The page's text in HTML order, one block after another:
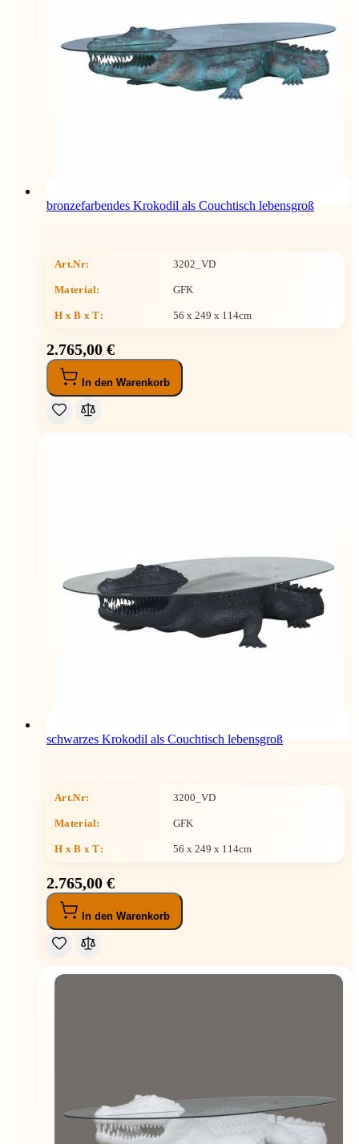
bronzefarbendes Krokodil als Couchtisch lebensgroß
Art.Nr: 3202_VD
Material: GFK
H x B x T: 56 x 249 x 114cm
2.765,00 €
In den Warenkorb
schwarzes Krokodil als Couchtisch lebensgroß
Art.Nr: 3200_VD
Material: GFK
H x B x T: 56 x 249 x 114cm
2.765,00 €
In den Warenkorb